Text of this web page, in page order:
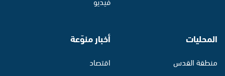
المحليات
منطقة القدس
أخبار منوّعة
اقتصاد